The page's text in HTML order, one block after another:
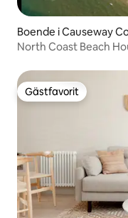
Boende i Causeway
North Coast Beach
Gästfavorit
Gästfavorit